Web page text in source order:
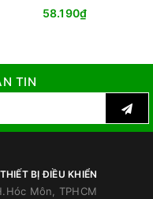
58.190₫
TIN
BỊ ĐIỀU KHIỂN
Môn, TPHCM